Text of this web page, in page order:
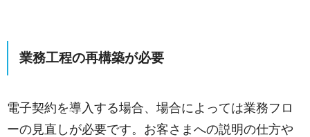
業務工程の再構築が必要
電子契約を導入する場合、場合によっては業務フロ
ーの見直しが必要です。お客さまへの説明の仕方や